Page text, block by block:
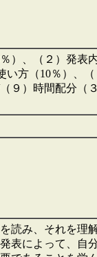
％）、（２）発
い方（10％）、
９）時間配分（
読み、それを理
表によって、自